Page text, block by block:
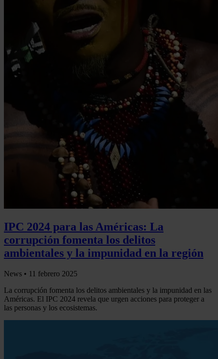
IPC 2024 para las Américas: La
corrupción fomenta los delitos
ambientales y la impunidad en la región
News • 11 febrero 2025
La corrupción fomenta los delitos ambientales y la impunidad en las
Américas. El IPC 2024 revela que urgen acciones para proteger a
las personas y los ecosistemas.